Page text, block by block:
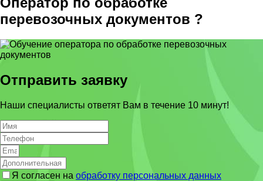
перевозочных документов ?
Отправить заявку
Наши специалисты ответят Вам в течение 10 минут!
Я согласен на обработку персональных данных